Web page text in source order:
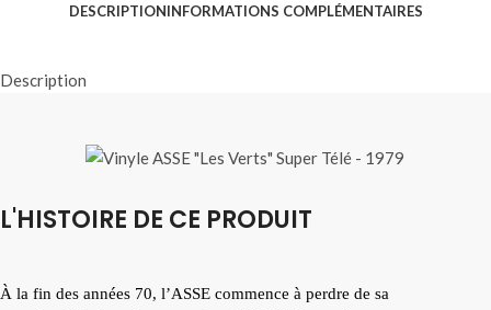
DESCRIPTIONINFORMATIONS COMPLÉMENTAIRES
Description
L'HISTOIRE DE CE PRODUIT
À la fin des années 70, l’ASSE commence à perdre de sa